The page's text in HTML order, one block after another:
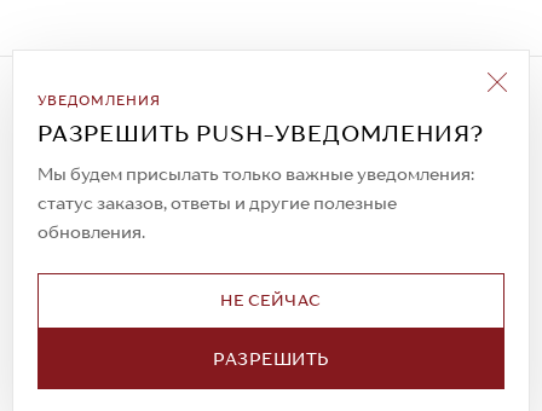
УВЕДОМЛЕНИЯ
РАЗРЕШИТЬ PUSH-УВЕДОМЛЕНИЯ?
Мы будем присылать только важные уведомления:
статус заказов, ответы и другие полезные
обновления.
НЕ СЕЙЧАС
РАЗРЕШИТЬ
Подписаться на рассылку
Всегда будьте в курсе новых акций и
спецпредложений!
© 2023. AIT Shoes
Все права защищены
Доставка
Обмен и возврат
Каспи-Ред